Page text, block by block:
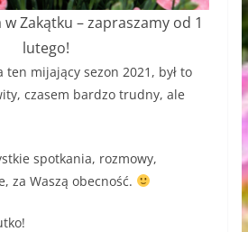
Zakątku – zapraszamy od 1
lutego!
ten mijający sezon 2021, był to
czasem bardzo trudny, ale
spotkania, rozmowy,
za Waszą obecność.